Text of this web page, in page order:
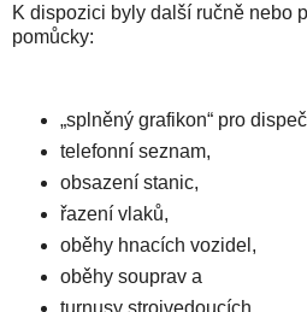
K dispozici byly další ručně nebo
pomůcky:
„splněný grafikon“ pro
telefonní seznam,
obsazení stanic,
řazení vlaků,
oběhy hnacích vozidel,
oběhy souprav a
turnusy strojvedoucích.